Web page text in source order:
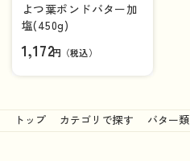
よつ葉ポンドバター加
塩(450g)
1,172円（税込）
トップ カテゴリで探す バター類